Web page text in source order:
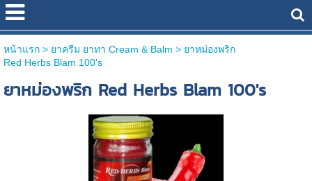
หน้าแรก> ยาครีม ยาทา Cream & Balm > ยาหม่องพริก
Red Herbs Blam 100's
ยาหม่องพริก Red Herbs Blam 100's